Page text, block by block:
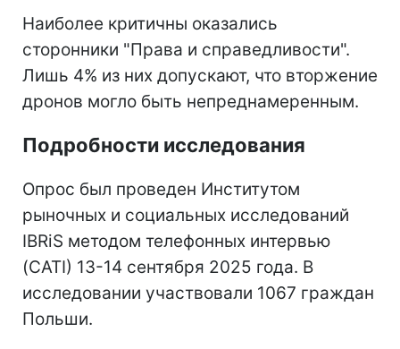
Наиболее критичны оказались
сторонники "Права и справедливости".
Лишь 4% из них допускают, что вторжение
дронов могло быть непреднамеренным.
Подробности исследования
Опрос был проведен Институтом
рыночных и социальных исследований
IBRiS методом телефонных интервью
(CATI) 13-14 сентября 2025 года. В
исследовании участвовали 1067 граждан
Польши.